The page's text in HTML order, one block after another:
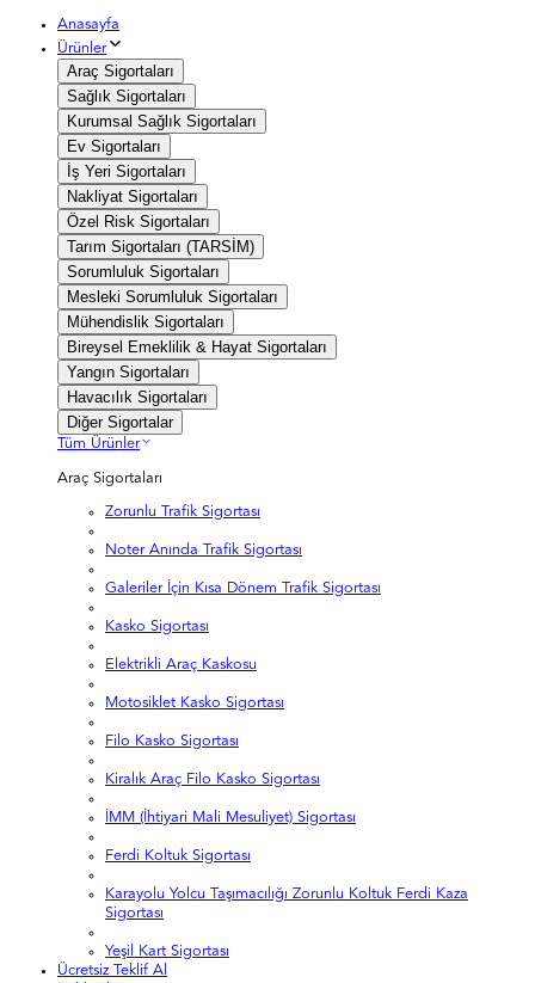
Anasayfa
Ürünler
Araç Sigortaları
Sağlık Sigortaları
Kurumsal Sağlık Sigortaları
Ev Sigortaları
İş Yeri Sigortaları
Nakliyat Sigortaları
Özel Risk Sigortaları
Tarım Sigortaları (TARSİM)
Sorumluluk Sigortaları
Mesleki Sorumluluk Sigortaları
Mühendislik Sigortaları
Bireysel Emeklilik & Hayat Sigortaları
Yangın Sigortaları
Havacılık Sigortaları
Diğer Sigortalar
Tüm Ürünler
Araç Sigortaları
Zorunlu Trafik Sigortası
Noter Anında Trafik Sigortası
Galeriler İçin Kısa Dönem Trafik Sigortası
Kasko Sigortası
Elektrikli Araç Kaskosu
Motosiklet Kasko Sigortası
Filo Kasko Sigortası
Kiralık Araç Filo Kasko Sigortası
İMM (İhtiyari Mali Mesuliyet) Sigortası
Ferdi Koltuk Sigortası
Karayolu Yolcu Taşımacılığı Zorunlu Koltuk Ferdi Kaza
Sigortası
Yeşil Kart Sigortası
Ücretsiz Teklif Al